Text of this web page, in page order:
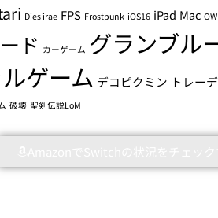
Dies irae FPS Frostpunk iOS16 iPad Mac OW
ド カーゲーム グランブル
ゲーム デコピクミン トレー
破壊 聖剣伝説LoM